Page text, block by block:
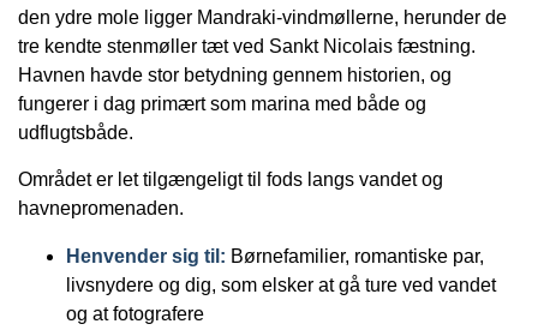
den ydre mole ligger Mandraki-vindmøllerne, herunder de
tre kendte stenmøller tæt ved Sankt Nicolais fæstning.
Havnen havde stor betydning gennem historien, og
fungerer i dag primært som marina med både og
udflugtsbåde.
Området er let tilgængeligt til fods langs vandet og
havnepromenaden.
Henvender sig til: Børnefamilier, romantiske par,
livsnydere og dig, som elsker at gå ture ved vandet
og at fotografere